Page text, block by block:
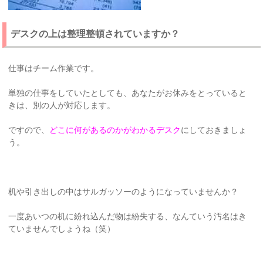
デスクの上は整理整頓されていますか？
仕事はチーム作業です。
単独の仕事をしていたとしても、あなたがお休みをとっていると
きは、別の人が対応します。
ですので、 どこに何があるのかがわかるデスクにしておきましょ
う。
机や引き出しの中はサルガッソーのようになっていませんか？
一度あいつの机に紛れ込んだ物は紛失する、なんていう汚名はき
ていませんでしょうね（笑）